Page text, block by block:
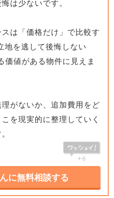
は少ないです。
は「価格だけ」で比較す
地を逃して後悔しない
価値がある物件に見えま
がないか、追加費用をど
を現実的に整理していく
+6
に無料相談する